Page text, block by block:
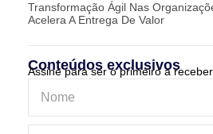
Transformação Ágil Nas
Acelera A Entrega De Valor
Conteúdos exclusivos
Assine para ser o primeiro a